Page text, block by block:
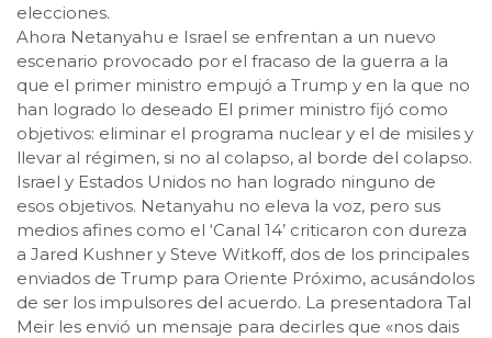
elecciones.
Ahora Netanyahu e Israel se enfrentan a un nuevo
escenario provocado por el fracaso de la guerra a la
que el primer ministro empujó a Trump y en la que no
han logrado lo deseado El primer ministro fijó como
objetivos: eliminar el programa nuclear y el de misiles y
llevar al régimen, si no al colapso, al borde del colapso.
Israel y Estados Unidos no han logrado ninguno de
esos objetivos. Netanyahu no eleva la voz, pero sus
medios afines como el ‘Canal 14’ criticaron con dureza
a Jared Kushner y Steve Witkoff, dos de los principales
enviados de Trump para Oriente Próximo, acusándolos
de ser los impulsores del acuerdo. La presentadora Tal
Meir les envió un mensaje para decirles que «nos dais